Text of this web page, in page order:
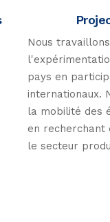
Nous
pays en
internationaux.
la mobilité des
en recherchant
le secteur